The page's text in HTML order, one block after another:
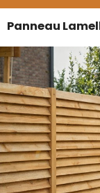
Panneau